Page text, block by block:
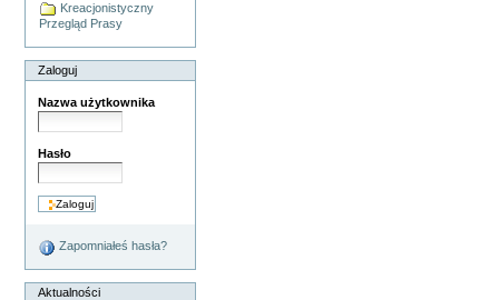
Kreacjonistyczny
Przegląd Prasy
Zaloguj
Nazwa użytkownika
Hasło
Zapomniałeś hasła?
Aktualności